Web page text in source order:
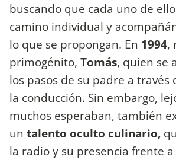
buscando que cada uno de
camino individual y
lo que se propongan. En 1994,
primogénito, Tomás, quien se
los pasos de su padre a través
la conducción. Sin embargo,
muchos esperaban, también
un talento oculto culinario,
la radio y su presencia frente